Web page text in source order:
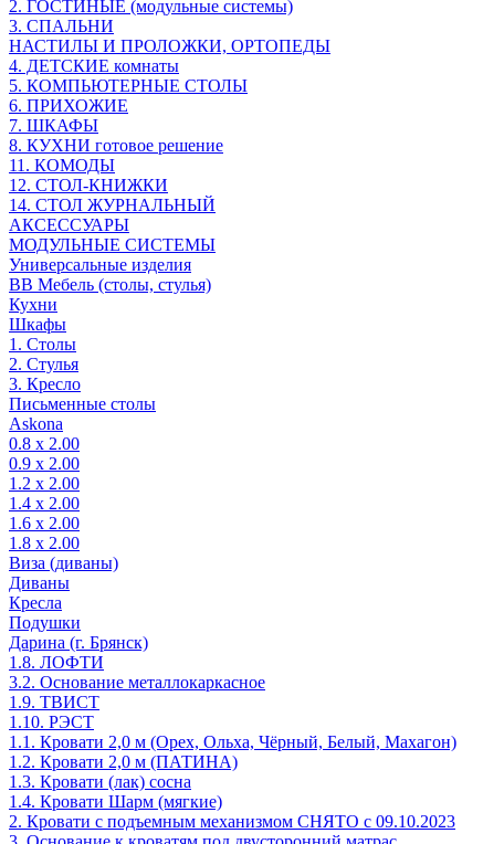
2. ГОСТИНЫЕ (модульные системы)
3. СПАЛЬНИ
НАСТИЛЫ И ПРОЛОЖКИ, ОРТОПЕДЫ
4. ДЕТСКИЕ комнаты
5. КОМПЬЮТЕРНЫЕ СТОЛЫ
6. ПРИХОЖИЕ
7. ШКАФЫ
8. КУХНИ готовое решение
11. КОМОДЫ
12. СТОЛ-КНИЖКИ
14. СТОЛ ЖУРНАЛЬНЫЙ
АКСЕССУАРЫ
МОДУЛЬНЫЕ СИСТЕМЫ
Универсальные изделия
ВВ Мебель (столы, стулья)
Кухни
Шкафы
1. Столы
2. Стулья
3. Кресло
Письменные столы
Askona
0.8 х 2.00
0.9 х 2.00
1.2 х 2.00
1.4 х 2.00
1.6 х 2.00
1.8 х 2.00
Виза (диваны)
Диваны
Кресла
Подушки
Дарина (г. Брянск)
1.8. ЛОФТИ
3.2. Основание металлокаркасное
1.9. ТВИСТ
1.10. РЭСТ
1.1. Кровати 2,0 м (Орех, Ольха, Чёрный, Белый, Махагон)
1.2. Кровати 2,0 м (ПАТИНА)
1.3. Кровати (лак) сосна
1.4. Кровати Шарм (мягкие)
2. Кровати с подъемным механизмом СНЯТО с 09.10.2023